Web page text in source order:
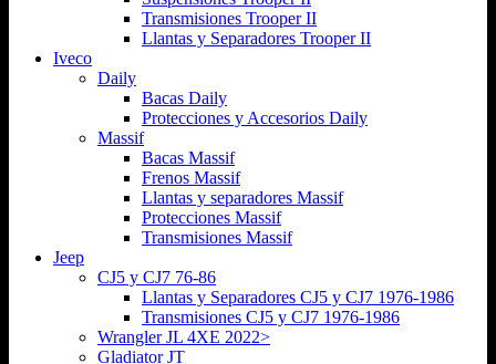
Transmisiones Trooper II
Llantas y Separadores Trooper II
Iveco
Daily
Bacas Daily
Protecciones y Accesorios Daily
Massif
Bacas Massif
Frenos Massif
Llantas y separadores Massif
Protecciones Massif
Transmisiones Massif
Jeep
CJ5 y CJ7 76-86
Llantas y Separadores CJ5 y CJ7 1976-1986
Transmisiones CJ5 y CJ7 1976-1986
Wrangler JL 4XE 2022>
Gladiator JT